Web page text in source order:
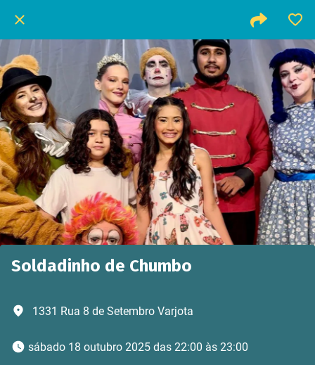
Soldadinho de Chumbo
1331 Rua 8 de Setembro Varjota
sábado 18 outubro 2025 das 22:00 às 23:00